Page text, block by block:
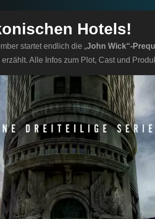
Hotels!
startet endlich die „John Wick“-
Alle Infos zum Plot, Cast und